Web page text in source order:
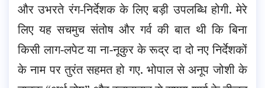
और उभरते रंग-निर्देशक के लिए बड़ी उपलब्धि होगी. मेरे
लिए यह सचमुच संतोष और गर्व की बात थी कि बिना
किसी लाग-लपेट या ना-नूकुर के रूद्र दा दो नए निर्देशकों
के नाम पर तुरंत सहमत हो गए. भोपाल से अनूप जोशी के